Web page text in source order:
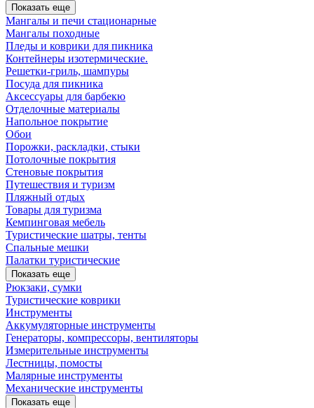
Показать еще
Мангалы и печи стационарные
Мангалы походные
Пледы и коврики для пикника
Контейнеры изотермические.
Решетки-гриль, шампуры
Посуда для пикника
Аксессуары для барбекю
Отделочные материалы
Напольное покрытие
Обои
Порожки, раскладки, стыки
Потолочные покрытия
Стеновые покрытия
Путешествия и туризм
Пляжный отдых
Товары для туризма
Кемпинговая мебель
Туристические шатры, тенты
Спальные мешки
Палатки туристические
Показать еще
Рюкзаки, сумки
Туристические коврики
Инструменты
Аккумуляторные инструменты
Генераторы, компрессоры, вентиляторы
Измерительные инструменты
Лестницы, помосты
Малярные инструменты
Механические инструменты
Показать еще